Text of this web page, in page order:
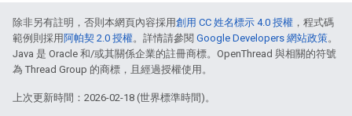
除非另有註明，否則本網頁內容採用創用 CC 姓名標示 4.0 授權 ，程式碼
範例則採用 阿帕契 2.0 授權。詳情請參閱 Google Developers 網站政策。
Java 是 Oracle 和/或其關係企業的註冊商標。OpenThread 與相關的符號
為 Thread Group 的商標，且經過授權使用。
上次更新時間：2026-02-18 (世界標準時間)。